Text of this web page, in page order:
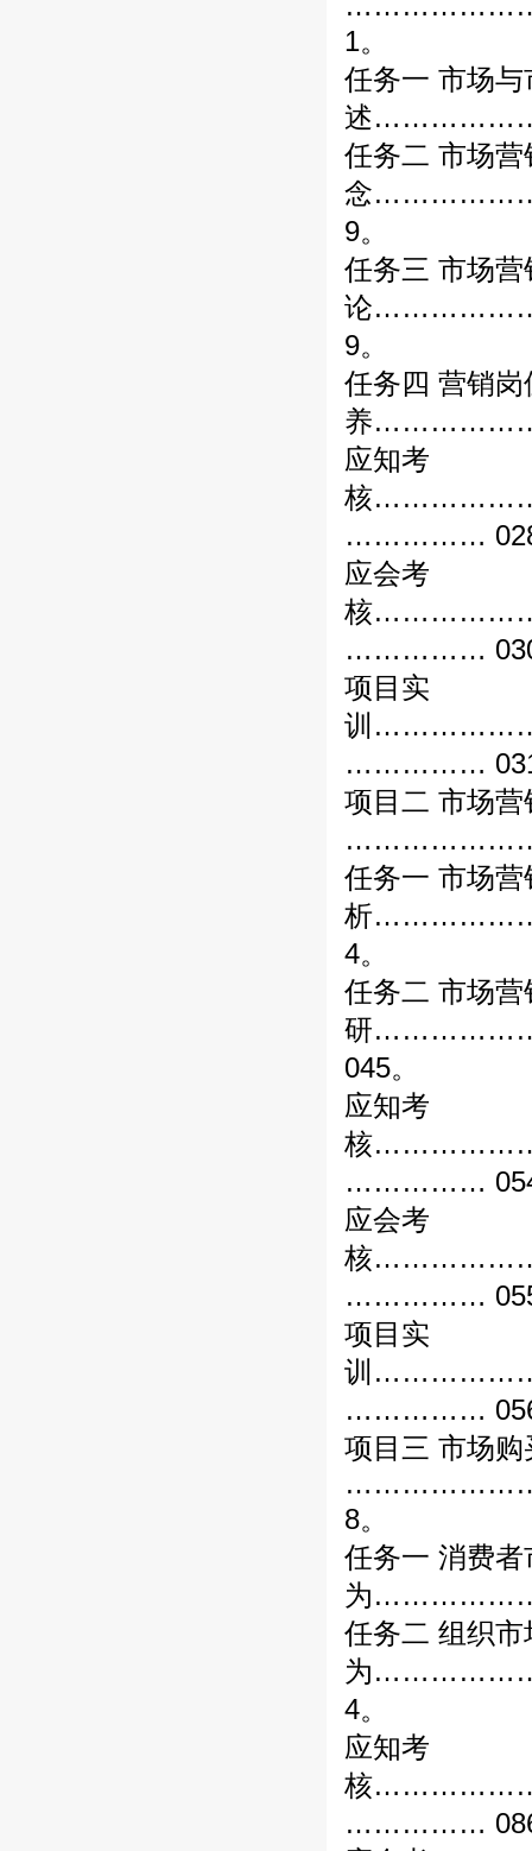
1。
任务一 市场
述
任务二 市场营
念
9。
任务三 市场营
论
9。
任务四 营销
养
应知考
核
……………
应会考
核
……………
项目实
训
……………
项目二 市场
任务一 市场营
析
4。
任务二 市场营
研
045。
应知考
核
……………
应会考
核
……………
项目实
训
……………
项目三 市场购
8。
任务一 消费
为
任务二 组织市
为
4。
应知考
核
……………